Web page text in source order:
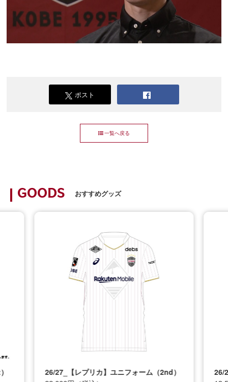
ポスト
一覧へ戻る
GOODS おすすめグッズ
26/27_【レプリカ】ユニフォーム（2nd）
26/